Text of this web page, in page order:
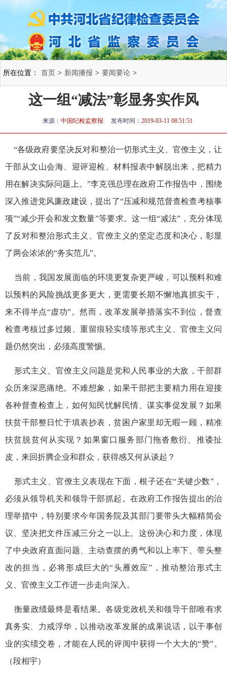
所在位置： 首页 > 新闻播报 > 要闻要论 >
这一组“减法”彰显务实作风
来源： 中国纪检监察报 发布时间： 2019-03-11 08:51:51
“各级政府要坚决反对和整治一切形式主义、官僚主义，让
干部从文山会海、迎评迎检、材料报表中解脱出来，把精力
用在解决实际问题上。”李克强总理在政府工作报告中，围绕
深入推进党风廉政建设，提出了“压减和规范督查检查考核事
项”“减少开会和发文数量”等要求。这一组“减法”，充分体现
了反对和整治形式主义、官僚主义的坚定态度和决心，彰显
了两会浓浓的“务实范儿”。
当前，我国发展面临的环境更复杂更严峻，可以预料和难
以预料的风险挑战更多更大，更需要长期不懈地真抓实干，
来不得半点“虚功”。然而，改革发展举措落实不到位，督查
检查考核过多过频、重留痕轻实绩等形式主义、官僚主义问
题仍然突出，必须高度警惕。
形式主义、官僚主义问题是党和人民事业的大敌，干部群
众历来深恶痛绝。不难想象，如果干部把主要精力用在迎接
各种督查检查上，如何知民忧解民情、谋实事促发展？如果
扶贫干部整日忙于填表抄表，贫困户家里却无暇一顾，精准
扶贫脱贫何从实现？如果窗口服务部门拖沓敷衍、推诿扯
皮，来回折腾企业和群众，获得感又何从谈起？
形式主义、官僚主义表现在下面，根子还在“关键少数”，
必须从领导机关和领导干部抓起。在政府工作报告提出的治
理举措中，特别要求今年国务院及其部门要带头大幅精简会
议、坚决把文件压减三分之一以上。这份决心和力度，体现
了中央政府直面问题、主动查摆的勇气和以上率下、带头整
改的担当，必将形成巨大的“头雁效应”，推动整治形式主
义、官僚主义工作进一步走向深入。
衡量政绩最终是看结果。各级党政机关和领导干部唯有求
真务实、力戒浮华，以推动改革发展的成果说话，以干事创
业的实绩交卷，才能在人民的评阅中获得一个大大的“赞”。
（段相宇）